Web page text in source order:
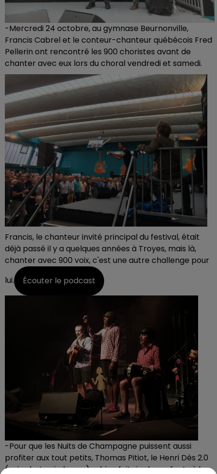
-Mercredi 24 octobre, au gymnase Beurnonville,
Francis Cabrel et le conteur-chanteur québécois Fred
Pellerin ont rencontré les 900 choristes avant de
chanter avec eux lors du choral vendredi et samedi.
Francis, le chanteur invité principal du festival, était
déjà passé il y a quelques années à Troyes, mais là,
chanter avec 900 voix, c'est une autre challenge pour
lui.
Écouter le podcast
-Pour que les Nuits de Champagne puissent aussi
profiter aux tout petits, Thomas Pitiot, le Henri Dès 2.0
(voir photo ci-dessus), a bien fait rire les enfants à la